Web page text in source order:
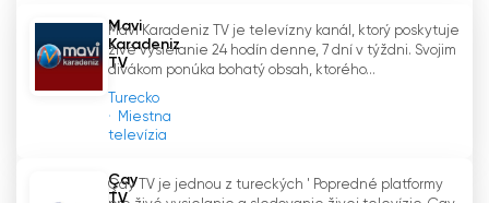
Tento jedinečný televízny kanál predstavuje
kultúru a hudbu Čierneho mora svetu a zavádza
Divákov uchvacuje táto hudobná cesta, ktorá
odráža prírodné krásy, tradičný životný štýl a
Mavi
Karadeniz
TV
Turecko
Miestna
televízia
Mavi Karadeniz TV je televízny kanál, ktorý poskytuje
živé vysielanie 24 hodín denne, 7 dní v týždni. Svojim
divákom ponúka bohatý obsah, ktorého...
Çay
TV
Çay TV je jednou z tureckých ' Popredné platformy